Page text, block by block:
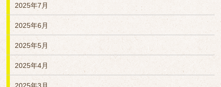
2025年7月
2025年6月
2025年5月
2025年4月